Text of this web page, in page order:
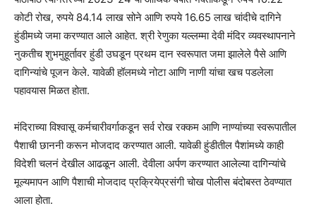
कोटी रोख, रुपये 84.14 लाख सोने आणि रुपये 16.65 लाख चांदीचे दागिने
हुंडीमध्ये जमा करण्यात आले आहेत. श्री रेणुका यल्लम्मा देवी मंदिर व्यवस्थापनाने
नुकतीच शुभमुहूर्तावर हुंडी उघडून प्रथम दान स्वरूपात जमा झालेले पैसे आणि
दागिन्यांचे पूजन केले. यावेळी हॉलमध्ये नोटा आणि नाणी यांचा खच पडलेला
पहावयास मिळत होता.
मंदिराच्या विश्वासू कर्मचारीवर्गाकडून सर्व रोख रक्कम आणि नाण्यांच्या स्वरूपातील
पैशाची छाननी करून मोजदाद करण्यात आली. यावेळी हुंडीतील पैशांमध्ये काही
विदेशी चलनं देखील आढळून आली. देवीला अर्पण करण्यात आलेल्या दागिन्यांचे
मूल्यमापन आणि पैशाची मोजदाद प्रक्रियेप्रसंगी चोख पोलीस बंदोबस्त ठेवण्यात
आला होता.